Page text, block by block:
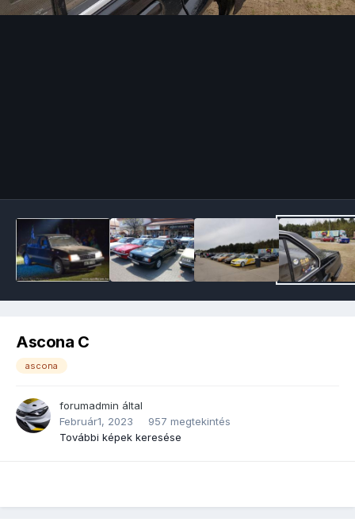
Ascona C
ascona
forumadmin által
Február1, 2023
957 megtekintés
További képek keresése